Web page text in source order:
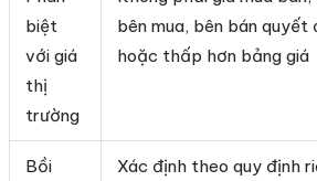
biệt
với giá
thị
trường
bên mua, bên bán
hoặc thấp hơn bảng giá
Bồi
Xác định theo quy định